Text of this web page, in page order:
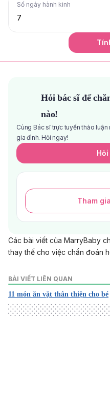
Số ngày hành kinh
Hỏi bác sĩ để
nào!
Cùng Bác sĩ trực tuyến thảo
gia đình. Hỏi ngay!
Tham
Các bài viết của MarryBaby
thay thế cho việc chẩn đoán
BÀI VIẾT LIÊN QUAN
11 món ăn vặt thân thiện cho bé